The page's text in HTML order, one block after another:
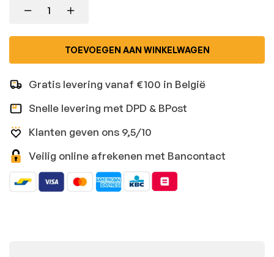
TOEVOEGEN AAN WINKELWAGEN
Gratis levering vanaf €100 in België
Snelle levering met DPD & BPost
Klanten geven ons 9,5/10
Veilig online afrekenen met Bancontact